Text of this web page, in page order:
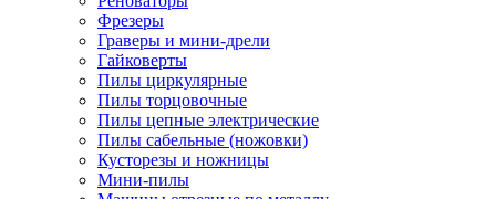
Фрезеры
Граверы и мини-дрели
Гайковерты
Пилы циркулярные
Пилы торцовочные
Пилы цепные электрические
Пилы сабельные (ножовки)
Кусторезы и ножницы
Мини-пилы